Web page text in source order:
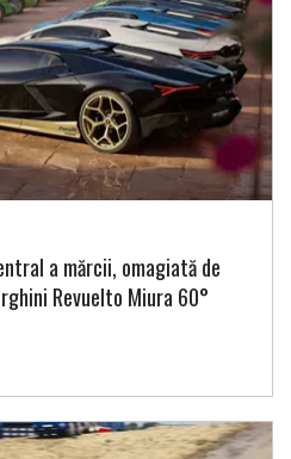
a mărcii, omagiată de
Revuelto Miura 60°